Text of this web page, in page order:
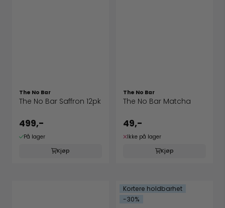
The No Bar
The No Bar Saffron 12pk
499,-
På lager
Kjøp
The No Bar
The No Bar Matcha
49,-
Ikke på lager
Kjøp
Kortere holdbarhet
-30%